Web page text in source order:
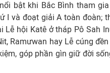
bật khi Bắc Bình tham
I và đoạt giải A toàn đoàn;
hội Katê ở tháp Pô Sah
Ramưwan hay Lễ cúng
góp phần gìn giữ đời